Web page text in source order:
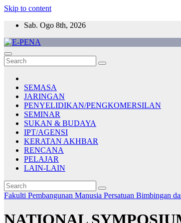
Skip to content
Sab. Ogo 8th, 2026
E-PENA
Berita Digital Terkini
SEMASA
JARINGAN
PENYELIDIKAN/PENGKOMERSILAN
SEMINAR
SUKAN & BUDAYA
IPT/AGENSI
KERATAN AKHBAR
RENCANA
PELAJAR
LAIN-LAIN
Fakulti Pembangunan Manusia Persatuan Bimbingan